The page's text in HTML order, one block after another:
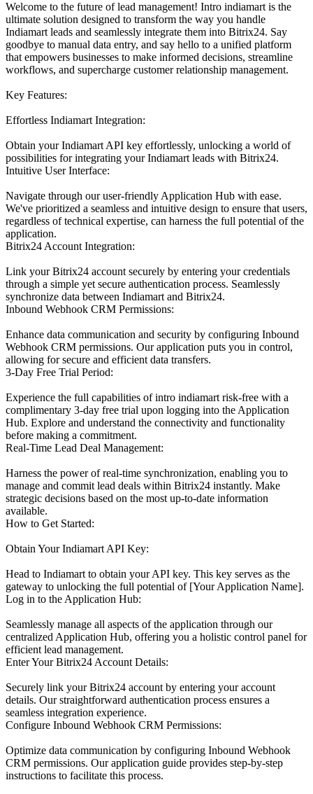
Welcome to the future of lead management! Intro indiamart is the
ultimate solution designed to transform the way you handle
Indiamart leads and seamlessly integrate them into Bitrix24. Say
goodbye to manual data entry, and say hello to a unified platform
that empowers businesses to make informed decisions, streamline
workflows, and supercharge customer relationship management.
Key Features:
Effortless Indiamart Integration:
Obtain your Indiamart API key effortlessly, unlocking a world of
possibilities for integrating your Indiamart leads with Bitrix24.
Intuitive User Interface:
Navigate through our user-friendly Application Hub with ease.
We've prioritized a seamless and intuitive design to ensure that users,
regardless of technical expertise, can harness the full potential of the
application.
Bitrix24 Account Integration:
Link your Bitrix24 account securely by entering your credentials
through a simple yet secure authentication process. Seamlessly
synchronize data between Indiamart and Bitrix24.
Inbound Webhook CRM Permissions:
Enhance data communication and security by configuring Inbound
Webhook CRM permissions. Our application puts you in control,
allowing for secure and efficient data transfers.
3-Day Free Trial Period:
Experience the full capabilities of intro indiamart risk-free with a
complimentary 3-day free trial upon logging into the Application
Hub. Explore and understand the connectivity and functionality
before making a commitment.
Real-Time Lead Deal Management:
Harness the power of real-time synchronization, enabling you to
manage and commit lead deals within Bitrix24 instantly. Make
strategic decisions based on the most up-to-date information
available.
How to Get Started:
Obtain Your Indiamart API Key:
Head to Indiamart to obtain your API key. This key serves as the
gateway to unlocking the full potential of [Your Application Name].
Log in to the Application Hub:
Seamlessly manage all aspects of the application through our
centralized Application Hub, offering you a holistic control panel for
efficient lead management.
Enter Your Bitrix24 Account Details:
Securely link your Bitrix24 account by entering your account
details. Our straightforward authentication process ensures a
seamless integration experience.
Configure Inbound Webhook CRM Permissions:
Optimize data communication by configuring Inbound Webhook
CRM permissions. Our application guide provides step-by-step
instructions to facilitate this process.